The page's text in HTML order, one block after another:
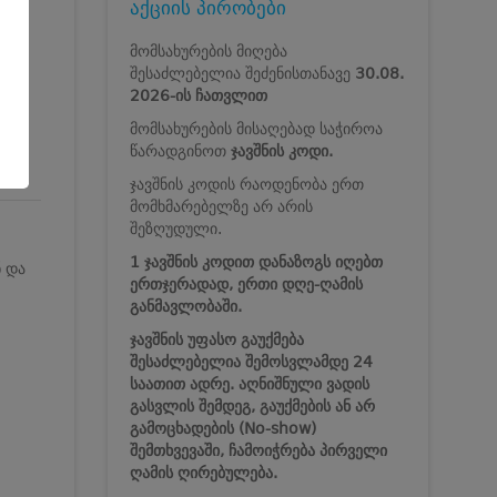
და
აქციის პირობები
მომსახურების მიღება
შესაძლებელია შეძენისთანავე 30.08.
2026-ის ჩათვლით
მომსახურების მისაღებად საჭიროა
წარადგინოთ ჯავშნის კოდი.
ჯავშნის კოდის რაოდენობა ერთ
მომხმარებელზე არ არის
შეზღუდული.
1 ჯავშნის კოდით დანაზოგს იღებთ
ერთჯერადად, ერთი დღე-ღამის
განმავლობაში.
ჯავშნის უფასო გაუქმება
შესაძლებელია შემოსვლამდე 24
საათით ადრე. აღნიშნული ვადის
გასვლის შემდეგ, გაუქმების ან არ
გამოცხადების (No-show)
შემთხვევაში, ჩამოიჭრება პირველი
ღამის ღირებულება.